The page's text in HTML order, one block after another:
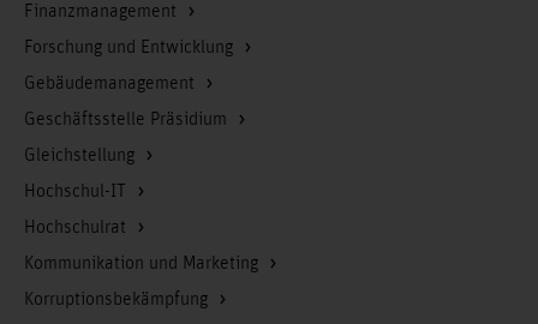
Finanzmanagement
Forschung und Entwicklung
Gebäudemanagement
Geschäftsstelle Präsidium
Gleichstellung
Hochschul-IT
Hochschulrat
Kommunikation und Marketing
Korruptionsbekämpfung